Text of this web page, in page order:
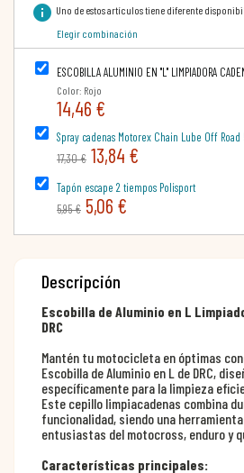
info Uno de estos artículos tiene diferente
Elegir combinación
ESCOBILLA ALUMINIO EN "L" LIMPIADORA
Color: Rojo
14,46 €
Spray cadenas Motorex Chain Lube Off
17,30 € 13,84 €
Tapón escape 2 tiempos Polisport
5,95 € 5,06 €
Descripción
Escobilla de Aluminio en L
DRC
Mantén tu motocicleta en óptimas
Escobilla de Aluminio en L de DRC,
específicamente para la limpieza
Este cepillo limpiacadenas combina
funcionalidad, siendo una
entusiastas del motocross, enduro y
Características principales: